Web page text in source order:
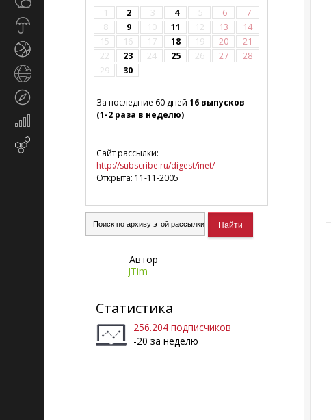
Экономика
маркетинг
1 2 3 4 5 6
7
8
9 10 11 12 13
14
15
16 17 18 19 20
21
22
23 24 25 26 27
28
29
30
За последние 60 дней 16 выпусков
(1-2 раза в неделю)
Сайт рассылки:
http://subscribe.ru/digest/inet/
Открыта: 11-11-2005
Автор
JTim
Статистика
256.204 подписчиков
-20 за неделю